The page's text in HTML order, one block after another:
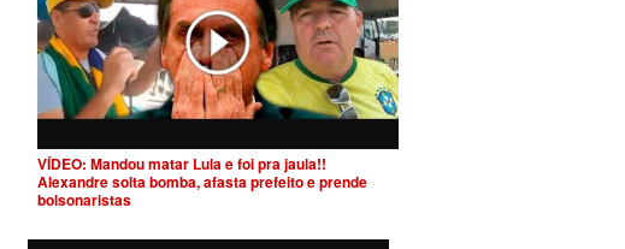
VÍDEO: Mandou matar Lula e foi pra jaula!!
Alexandre solta bomba, afasta prefeito e prende
bolsonaristas